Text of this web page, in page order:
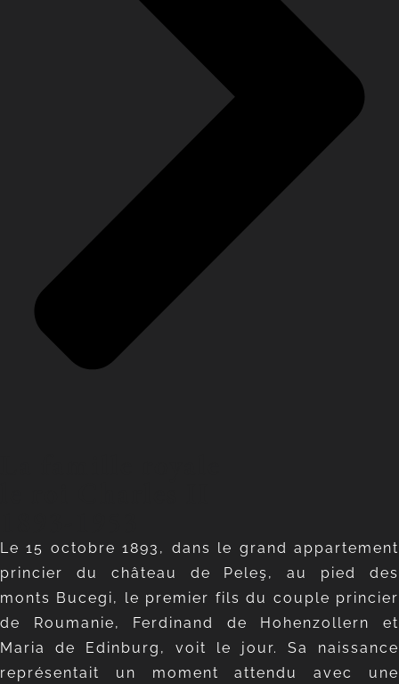
Le 15 octobre 1893, dans le grand appartement
princier du château de Peleş, au pied des
monts Bucegi, le premier fils du couple princier
de Roumanie, Ferdinand de Hohenzollern et
Maria de Edinburg, voit le jour. Sa naissance
représentait un moment attendu avec une